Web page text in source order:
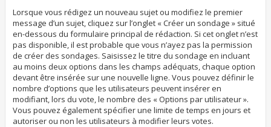
Lorsque vous rédigez un nouveau sujet ou modifiez le premier
message d’un sujet, cliquez sur l’onglet « Créer un sondage » situé
en-dessous du formulaire principal de rédaction. Si cet onglet n’est
pas disponible, il est probable que vous n’ayez pas la permission
de créer des sondages. Saisissez le titre du sondage en incluant
au moins deux options dans les champs adéquats, chaque option
devant être insérée sur une nouvelle ligne. Vous pouvez définir le
nombre d’options que les utilisateurs peuvent insérer en
modifiant, lors du vote, le nombre des « Options par utilisateur ».
Vous pouvez également spécifier une limite de temps en jours et
autoriser ou non les utilisateurs à modifier leurs votes.